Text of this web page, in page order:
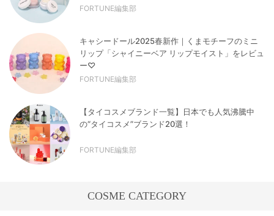
FORTUNE編集部
キャシードール2025春新作｜くまモチーフのミニ
リップ「シャイニーベア リップモイスト」をレビュ
ー♡
FORTUNE編集部
【タイコスメブランド一覧】日本でも人気沸騰中
の“タイコスメ”ブランド20選！
FORTUNE編集部
COSME CATEGORY